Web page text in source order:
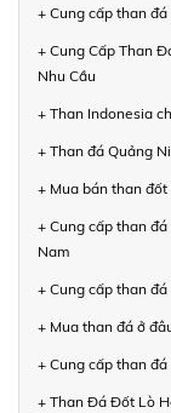
+ Cung cấp than
+ Cung Cấp Than
Nhu Cầu
+ Than Indonesia
+ Than đá Quảng
+ Mua bán than
+ Cung cấp than
Nam
+ Cung cấp than
+ Mua than đá ở
+ Cung cấp than
+ Than Đá Đốt Lò